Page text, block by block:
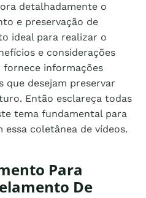
detalhadamente o
e preservação de
ideal para realizar o
e considerações
fornece informações
que desejam preservar
Então esclareça todas
tema fundamental para
coletânea de vídeos.
Para
De